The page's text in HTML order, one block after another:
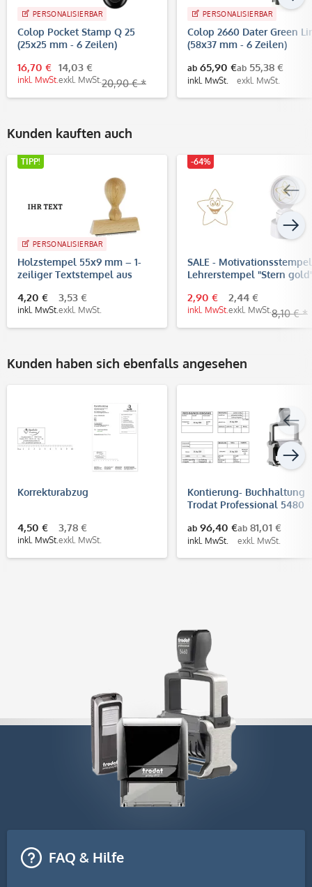
PERSONALISIERBAR
Colop Pocket Stamp Q 25
(25x25 mm - 6 Zeilen)
16,70 €
inkl. MwSt.
14,03 €
exkl. MwSt. 20,90 € *
PERSONALISIERBAR
Colop 2660 Dater Green
(58x37 mm - 6 Zeilen)
ab 65,90 €
inkl. MwSt.
ab 55,38 €
exkl. MwSt.
Kunden kauften auch
TIPP!
PERSONALISIERBAR
Holzstempel 55x9 mm – 1-
zeiliger Textstempel aus
4,20 €
inkl. MwSt.
3,53 €
exkl. MwSt.
-64%
SALE -
Lehrerstempel "Stern
2,90 €
inkl. MwSt.
2,44 €
exkl. MwSt. 8,10 € *
Kunden haben sich ebenfalls angesehen
Korrekturabzug
4,50 €
inkl. MwSt.
3,78 €
exkl. MwSt.
Kontierung- Buchhaltung
Trodat Professional 5480
ab 96,40 €
inkl. MwSt.
ab 81,01 €
exkl. MwSt.
FAQ & Hilfe